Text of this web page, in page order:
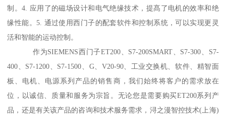
制。4. 应用了的磁场设计和电气绝缘技术，提髙了电机的效率和绝
缘性能。5. 通过使用西门子的配套软件和控制系统，可以实现更灵
活和智能的运动控制。
作为SIEMENS西门子ET200、S7-200SMART、S7-300、S7-
400、S7-1200、S7-1500、G、V20-90、工业交换机、软件、精智面
板、电机、电源系列产品的销售商，我们始终将客户的需求放在
位，以诚信、质量和服务为宗旨。无论您是需要购买ET200系列产
品，还是有关该产品的咨询和技术服务需求，浔之漫智控技术(上海)